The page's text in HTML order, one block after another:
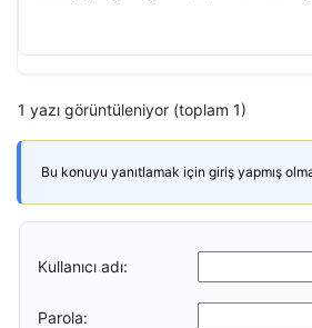
1 yazı görüntüleniyor (toplam 1)
Bu konuyu yanıtlamak için giriş yapmış
Kullanıcı adı:
Parola: